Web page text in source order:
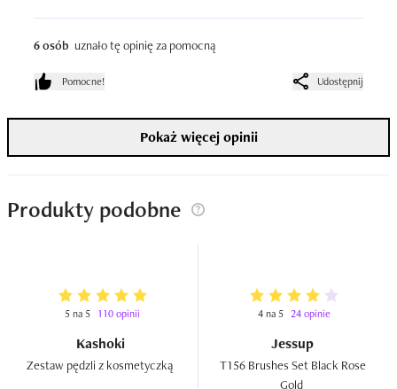
6 osób uznało tę opinię za pomocną
Pomocne! Udostępnij
Pokaż więcej opinii
Produkty podobne
5 na 5 110 opinii
Kashoki
4 na 5 24 opinie
Jessup
T156 Brushes Set Black Rose